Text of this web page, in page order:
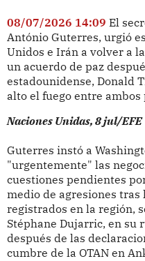
08/07/2026 14:09 El
António Guterres, urgió
Unidos e Irán a volver a
un acuerdo de paz
estadounidense, Donald
alto el fuego entre ambos
Naciones Unidas, 8 jul/EFE
Guterres instó a
"urgentemente" las
cuestiones pendientes
medio de agresiones
registrados en la región,
Stéphane Dujarric, en su
después de las
cumbre de la OTAN en